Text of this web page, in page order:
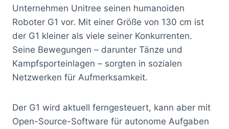
Unternehmen Unitree seinen humanoiden
Roboter G1 vor. Mit einer Größe von 130 cm ist
der G1 kleiner als viele seiner Konkurrenten.
Seine Bewegungen – darunter Tänze und
Kampfsporteinlagen – sorgten in sozialen
Netzwerken für Aufmerksamkeit.
Der G1 wird aktuell ferngesteuert, kann aber mit
Open-Source-Software für autonome Aufgaben